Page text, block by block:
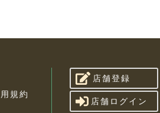
規約
店舗登録
店舗ログイン